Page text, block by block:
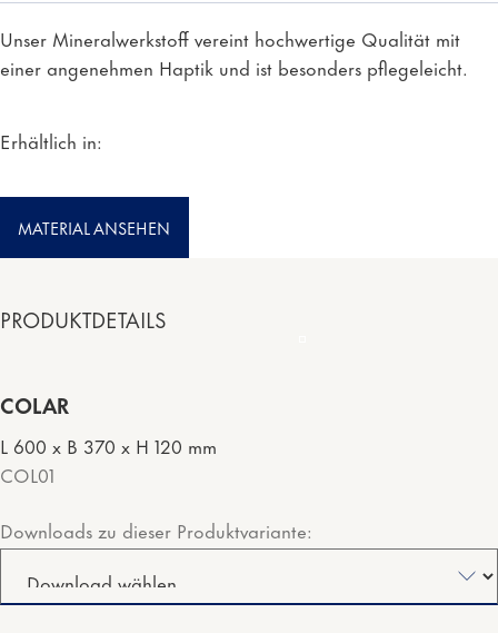
Unser Mineralwerkstoff vereint hochwertige Qualität mit
einer angenehmen Haptik und ist besonders pflegeleicht.
Erhältlich in:
MATERIAL ANSEHEN
PRODUKTDETAILS
COLAR
L 600 x B 370 x H 120 mm
COL01
Downloads zu dieser Produktvariante: